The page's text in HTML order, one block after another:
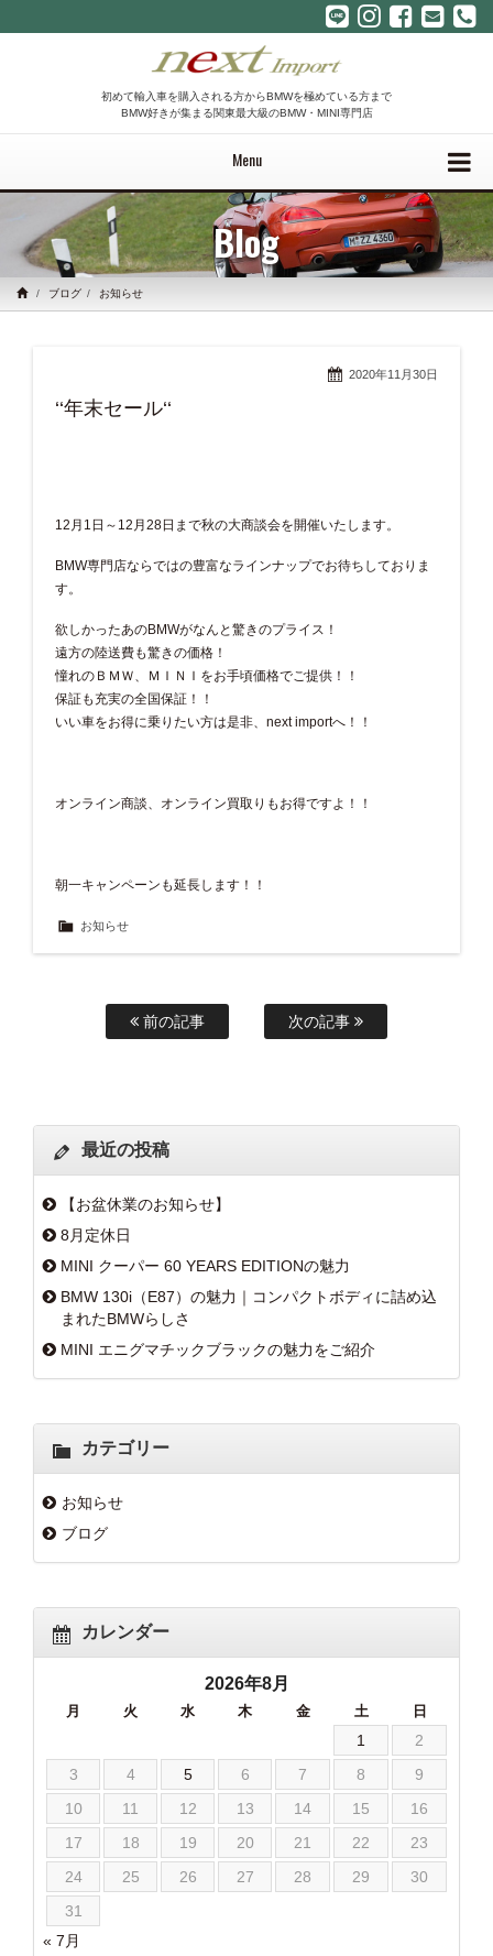
初めて輸入車を購入される方からBMWを極めている方まで
BMW好きが集まる関東最大級のBMW・MINI専門店
Menu
Blog
ブログ お知らせ
2020年11月30日
‘‘年末セール‘‘
12月1日～12月28日まで秋の大商談会を開催いたします。
BMW専門店ならではの豊富なラインナップでお待ちしておりま
す。
欲しかったあのBMWがなんと驚きのプライス！
遠方の陸送費も驚きの価格！
憧れのＢＭＷ、ＭＩＮＩをお手頃価格でご提供！！
保証も充実の全国保証！！
いい車をお得に乗りたい方は是非、next importへ！！
オンライン商談、オンライン買取りもお得ですよ！！
朝一キャンペーンも延長します！！
お知らせ
前の記事 次の記事
最近の投稿
【お盆休業のお知らせ】
8月定休日
MINI クーパー 60 YEARS EDITIONの魅力
BMW 130i（E87）の魅力｜コンパクトボディに詰め込
まれたBMWらしさ
MINI エニグマチックブラックの魅力をご紹介
カテゴリー
お知らせ
ブログ
カレンダー
2026年8月
月 火 水 木 金 土 日
1
2
3
4 5 6 7 8
9
10
11 12 13 14 15
16
17
18 19 20 21 22
23
24
25 26 27 28 29
30
31
« 7月